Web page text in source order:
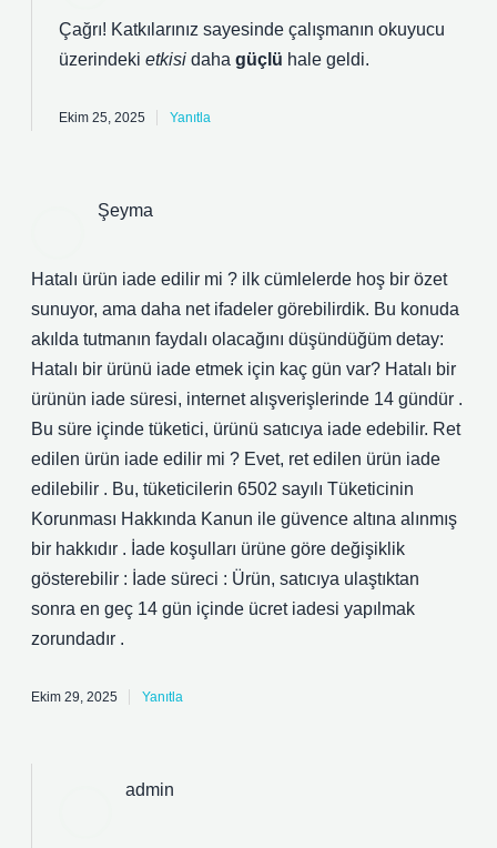
Çağrı! Katkılarınız sayesinde çalışmanın okuyucu
üzerindeki etkisi daha güçlü hale geldi.
Ekim 25, 2025 Yanıtla
Şeyma
Hatalı ürün iade edilir mi ? ilk cümlelerde hoş bir özet
sunuyor, ama daha net ifadeler görebilirdik. Bu konuda
akılda tutmanın faydalı olacağını düşündüğüm detay:
Hatalı bir ürünü iade etmek için kaç gün var? Hatalı bir
ürünün iade süresi, internet alışverişlerinde 14 gündür .
Bu süre içinde tüketici, ürünü satıcıya iade edebilir. Ret
edilen ürün iade edilir mi ? Evet, ret edilen ürün iade
edilebilir . Bu, tüketicilerin 6502 sayılı Tüketicinin
Korunması Hakkında Kanun ile güvence altına alınmış
bir hakkıdır . İade koşulları ürüne göre değişiklik
gösterebilir : İade süreci : Ürün, satıcıya ulaştıktan
sonra en geç 14 gün içinde ücret iadesi yapılmak
zorundadır .
Ekim 29, 2025 Yanıtla
admin